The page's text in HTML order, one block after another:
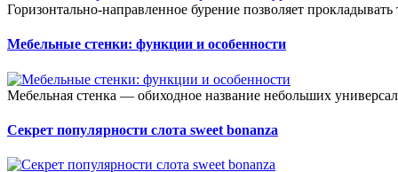
Горизонтально-направленное бурение позволяет
Мебельные стенки: функции и особенности
Мебельная стенка — обиходное название небольших
Секрет популярности слота sweet bonanza